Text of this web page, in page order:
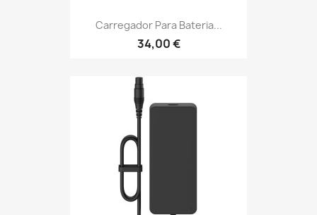
Carregador Para Bateria...
34,00 €